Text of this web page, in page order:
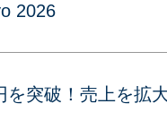
2026
突破！売上を拡